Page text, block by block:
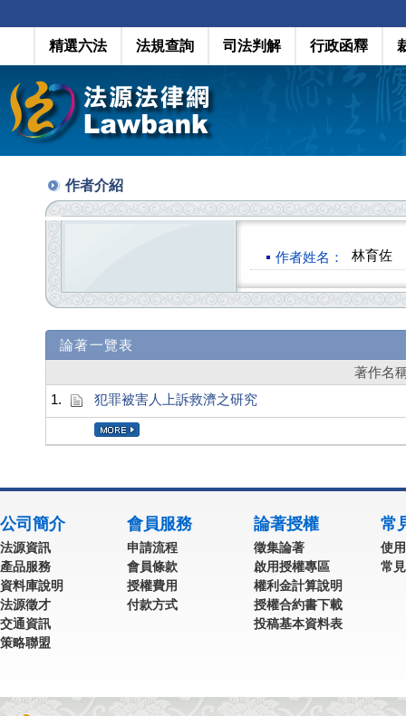
精選六法 法規查詢 司法判解 行政函釋
作者介紹
作者姓名： 林育佐
論著一覽表
著作名
1.
犯罪被害人上訴救濟之研究
公司簡介
法源資訊
產品服務
資料庫說明
法源徵才
交通資訊
策略聯盟
會員服務
申請流程
會員條款
授權費用
付款方式
論著授權
徵集論著
啟用授權專區
權利金計算說明
授權合約書下載
投稿基本資料表
常
使
常